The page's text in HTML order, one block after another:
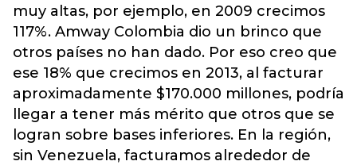
muy altas, por ejemplo, en 2009 crecimos
117%. Amway Colombia dio un brinco que
otros países no han dado. Por eso creo que
ese 18% que crecimos en 2013, al facturar
aproximadamente $170.000 millones, podría
llegar a tener más mérito que otros que se
logran sobre bases inferiores. En la región,
sin Venezuela, facturamos alrededor de